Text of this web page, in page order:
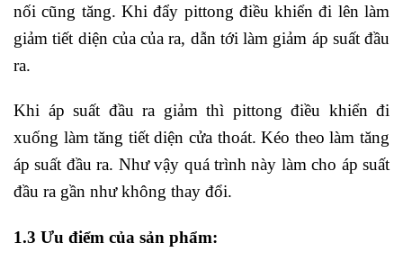
nối cũng tăng. Khi đẩy pittong điều khiển đi lên làm
giảm tiết diện của của ra, dẫn tới làm giảm áp suất đầu
ra.
Khi áp suất đầu ra giảm thì pittong điều khiển đi
xuống làm tăng tiết diện cửa thoát. Kéo theo làm tăng
áp suất đầu ra. Như vậy quá trình này làm cho áp suất
đầu ra gần như không thay đổi.
1.3 Ưu điểm của sản phẩm: